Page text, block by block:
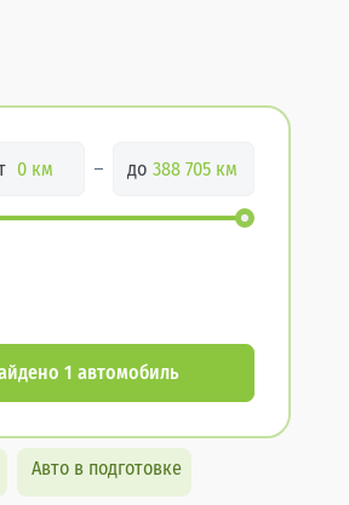
до
1 автомобиль
Авто в подготовке